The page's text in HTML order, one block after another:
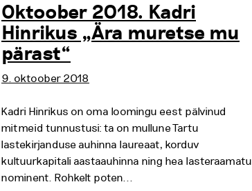
Oktoober 2018. Kadri
Hinrikus „Ära muretse mu
pärast“
9. oktoober 2018
Kadri Hinrikus on oma loomingu eest pälvinud
mitmeid tunnustusi: ta on mullune Tartu
lastekirjanduse auhinna laureaat, korduv
kultuurkapitali aastaauhinna ning hea lasteraamatu
nominent. Rohkelt poten...